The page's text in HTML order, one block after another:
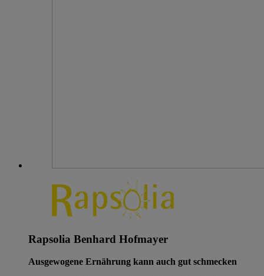
Rapsolia Benhard Hofmayer
Ausgewogene Ernährung kann auch gut schmecken